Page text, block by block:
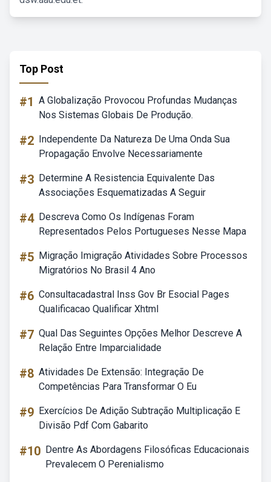
Top Post
#1 A Globalização Provocou Profundas Mudanças
Nos Sistemas Globais De Produção.
#2 Independente Da Natureza De Uma Onda Sua
Propagação Envolve Necessariamente
#3 Determine A Resistencia Equivalente Das
Associações Esquematizadas A Seguir
#4 Descreva Como Os Indígenas Foram
Representados Pelos Portugueses Nesse Mapa
#5 Migração Imigração Atividades Sobre Processos
Migratórios No Brasil 4 Ano
#6 Consultacadastral Inss Gov Br Esocial Pages
Qualificacao Qualificar Xhtml
#7 Qual Das Seguintes Opções Melhor Descreve A
Relação Entre Imparcialidade
#8 Atividades De Extensão: Integração De
Competências Para Transformar O Eu
#9 Exercícios De Adição Subtração Multiplicação E
Divisão Pdf Com Gabarito
#10 Dentre As Abordagens Filosóficas Educacionais
Prevalecem O Perenialismo